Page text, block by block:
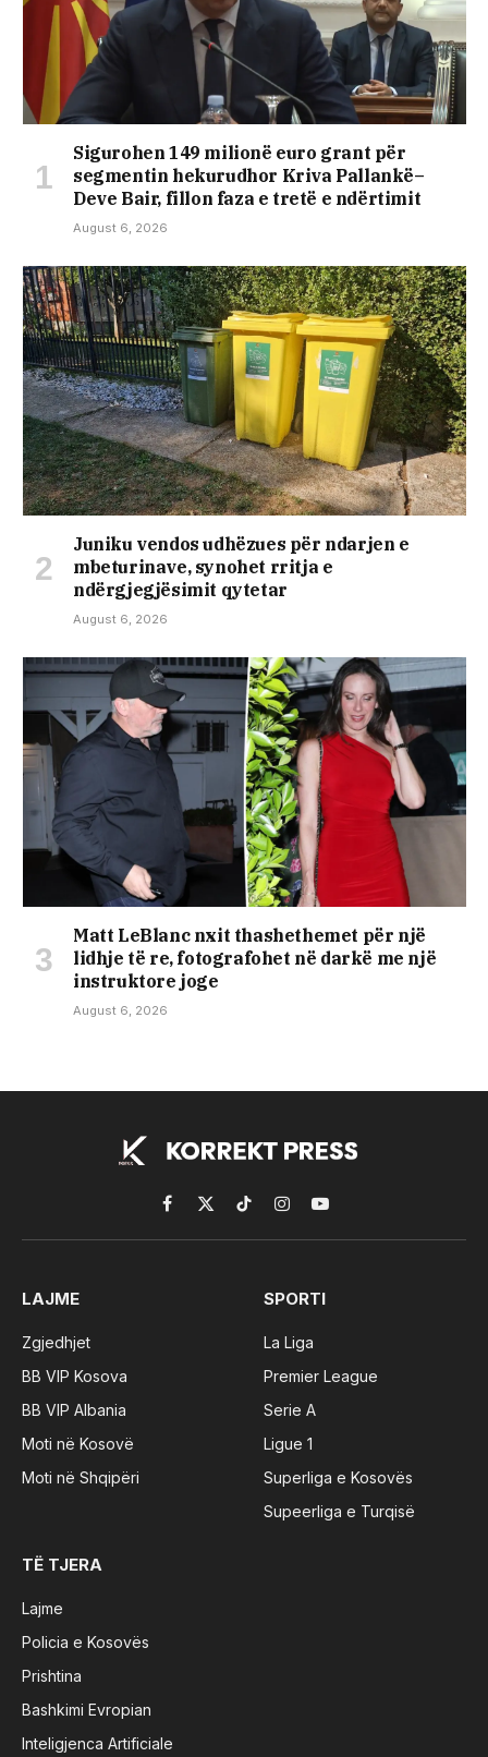
Sigurohen 149 milionë euro grant për
segmentin hekurudhor Kriva Pallankë–
Deve Bair, fillon faza e tretë e ndërtimit
August 6, 2026
Juniku vendos udhëzues për ndarjen e
mbeturinave, synohet rritja e
ndërgjegjësimit qytetar
August 6, 2026
Matt LeBlanc nxit thashethemet për një
lidhje të re, fotografohet në darkë me një
instruktore joge
August 6, 2026
Facebook
X
(Twitter)
TikTokInstagramYouTube
LAJME
Zgjedhjet
BB VIP Kosova
BB VIP Albania
Moti në Kosovë
Moti në Shqipëri
SPORTI
La Liga
Premier League
Serie A
Ligue 1
Superliga e Kosovës
Supeerliga e Turqisë
TË TJERA
Lajme
Policia e Kosovës
Prishtina
Bashkimi Evropian
Inteligjenca Artificiale